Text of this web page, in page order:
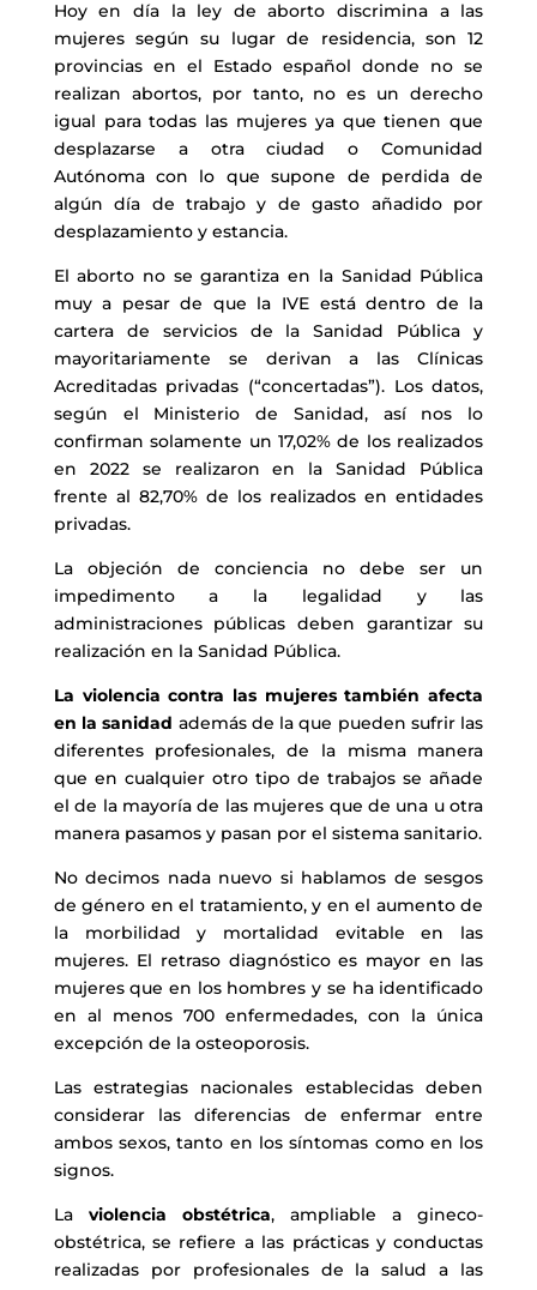
Hoy en día la ley de aborto discrimina a las
mujeres según su lugar de residencia, son 12
provincias en el Estado español donde no se
realizan abortos, por tanto, no es un derecho
igual para todas las mujeres ya que tienen que
desplazarse a otra ciudad o Comunidad
Autónoma con lo que supone de perdida de
algún día de trabajo y de gasto añadido por
desplazamiento y estancia.
El aborto no se garantiza en la Sanidad Pública
muy a pesar de que la IVE está dentro de la
cartera de servicios de la Sanidad Pública y
mayoritariamente se derivan a las Clínicas
Acreditadas privadas (“concertadas”). Los datos,
según el Ministerio de Sanidad, así nos lo
confirman solamente un 17,02% de los realizados
en 2022 se realizaron en la Sanidad Pública
frente al 82,70% de los realizados en entidades
privadas.
La objeción de conciencia no debe ser un
impedimento a la legalidad y las
administraciones públicas deben garantizar su
realización en la Sanidad Pública.
La violencia contra las mujeres también afecta
en la sanidad además de la que pueden sufrir las
diferentes profesionales, de la misma manera
que en cualquier otro tipo de trabajos se añade
el de la mayoría de las mujeres que de una u otra
manera pasamos y pasan por el sistema sanitario.
No decimos nada nuevo si hablamos de sesgos
de género en el tratamiento, y en el aumento de
la morbilidad y mortalidad evitable en las
mujeres. El retraso diagnóstico es mayor en las
mujeres que en los hombres y se ha identificado
en al menos 700 enfermedades, con la única
excepción de la osteoporosis.
Las estrategias nacionales establecidas deben
considerar las diferencias de enfermar entre
ambos sexos, tanto en los síntomas como en los
signos.
La violencia obstétrica, ampliable a gineco-
obstétrica, se refiere a las prácticas y conductas
realizadas por profesionales de la salud a las